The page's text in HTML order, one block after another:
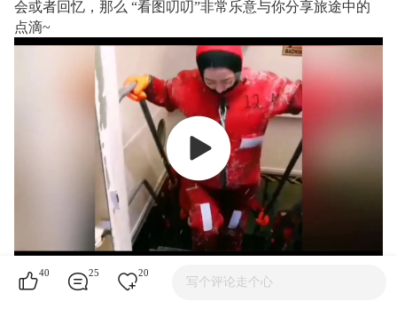
会或者回忆，那么 “看图叨叨”非常乐意与你分享旅途中的
点滴~
芬兰
一直是个比较低调的国家，北欧的冷淡风大家都懂
40 25 20
写个评论走个心